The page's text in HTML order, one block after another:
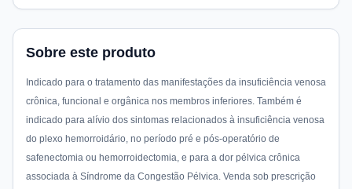
Sobre este produto
Indicado para o tratamento das manifestações da insuficiência venosa
crônica, funcional e orgânica nos membros inferiores. Também é
indicado para alívio dos sintomas relacionados à insuficiência venosa
do plexo hemorroidário, no período pré e pós-operatório de
safenectomia ou hemorroidectomia, e para a dor pélvica crônica
associada à Síndrome da Congestão Pélvica. Venda sob prescrição